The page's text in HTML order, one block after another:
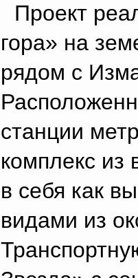
Проект
гора» на
рядом с
станции
комплекс из
в себя как
видами из